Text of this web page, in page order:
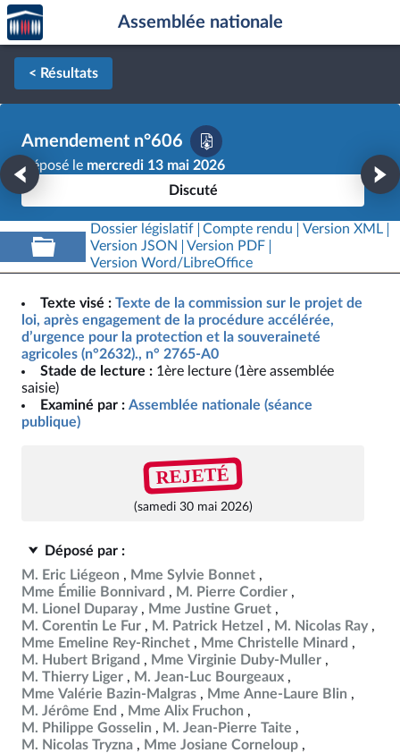
Aller au contenu
Aller en bas de la page
Accèder
à la
page
d'accueil
Assemblée nationale
< Résultats
Amendement n°606
Déposé le mercredi 13 mai 2026
Discuté
Dossier législatif Compte rendu
Version XML
Version JSON
Version PDF
Version Word/LibreOffice
Texte visé : Texte de la commission sur le projet de
loi, après engagement de la procédure accélérée,
d’urgence pour la protection et la souveraineté
agricoles (n°2632)., n° 2765-A0
Stade de lecture : 1ère lecture (1ère assemblée
saisie)
Examiné par : Assemblée nationale (séance
publique)
REJETÉ
(samedi 30 mai 2026)
Déposé par :
M. Eric Liégeon
Mme Sylvie Bonnet
Mme Émilie Bonnivard
M. Pierre Cordier
M. Lionel Duparay
Mme Justine Gruet
M. Corentin Le Fur
M. Patrick Hetzel
M. Nicolas Ray
Mme Emeline Rey-Rinchet
Mme Christelle Minard
M. Hubert Brigand
Mme Virginie Duby-Muller
M. Thierry Liger
M. Jean-Luc Bourgeaux
Mme Valérie Bazin-Malgras
Mme Anne-Laure Blin
M. Jérôme End
Mme Alix Fruchon
M. Philippe Gosselin
M. Jean-Pierre Taite
M. Nicolas Tryzna
Mme Josiane Corneloup